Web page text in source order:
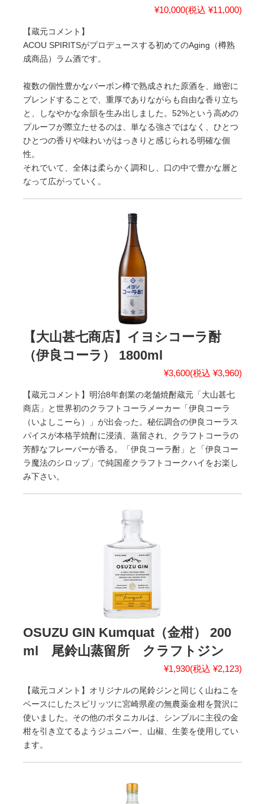
¥10,000(税込 ¥11,000)
【蔵元コメント】
ACOU SPIRITSがプロデュースする初めてのAging（樽熟
成商品）ラム酒です。
複数の個性豊かなバーボン樽で熟成された原酒を、緻密に
ブレンドすることで、重厚でありながらも自由な香り立ち
と、しなやかな余韻を生み出しました。52%という高めの
プルーフが際立たせるのは、単なる強さではなく、ひとつ
ひとつの香りや味わいがはっきりと感じられる明確な個
性。
それでいて、全体は柔らかく調和し、口の中で豊かな層と
なって広がっていく。
【大山甚七商店】イヨシコーラ酎
（伊良コーラ） 1800ml
¥3,600(税込 ¥3,960)
【蔵元コメント】明治8年創業の老舗焼酎蔵元「大山甚七
商店」と世界初のクラフトコーラメーカー「伊良コーラ
（いよしこーら）」が出会った。秘伝調合の伊良コーラス
パイスが本格芋焼酎に浸漬、蒸留され、クラフトコーラの
芳醇なフレーバーが香る。「伊良コーラ酎」と「伊良コー
ラ魔法のシロップ」で純国産クラフトコークハイをお楽し
み下さい。
OSUZU GIN Kumquat（金柑） 200
ml 尾鈴山蒸留所 クラフトジン
¥1,930(税込 ¥2,123)
【蔵元コメント】オリジナルの尾鈴ジンと同じく山ねこを
ベースにしたスピリッツに宮崎県産の無農薬金柑を贅沢に
使いました。その他のボタニカルは、シンプルに主役の金
柑を引き立てるようジュニパー、山椒、生姜を使用してい
ます。